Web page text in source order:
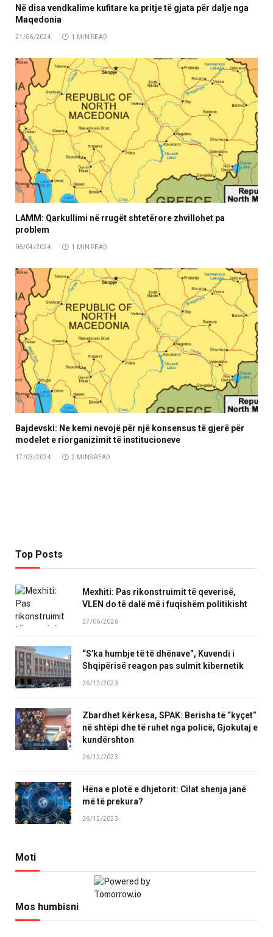
Në disa vendkalime kufitare ka pritje të gjata për dalje nga
Maqedonia
21/06/2024 1 MIN READ
LAMM: Qarkullimi në rrugët shtetërore zhvillohet pa
problem
06/04/2024 1 MIN READ
Bajdevski: Ne kemi nevojë për një konsensus të gjerë për
modelet e riorganizimit të institucioneve
17/03/2024 2 MINS READ
Top Posts
Mexhiti: Pas rikonstruimit të qeverisë,
VLEN do të dalë më i fuqishëm politikisht
27/06/2026
“S’ka humbje të të dhënave”, Kuvendi i
Shqipërisë reagon pas sulmit kibernetik
26/12/2023
Zbardhet kërkesa, SPAK: Berisha të “kyçet”
në shtëpi dhe të ruhet nga policë, Gjokutaj e
kundërshton
26/12/2023
Hëna e plotë e dhjetorit: Cilat shenja janë
më të prekura?
26/12/2023
Moti
Mos humbisni